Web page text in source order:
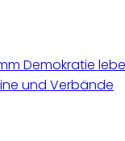
Demokratie
und Verbände